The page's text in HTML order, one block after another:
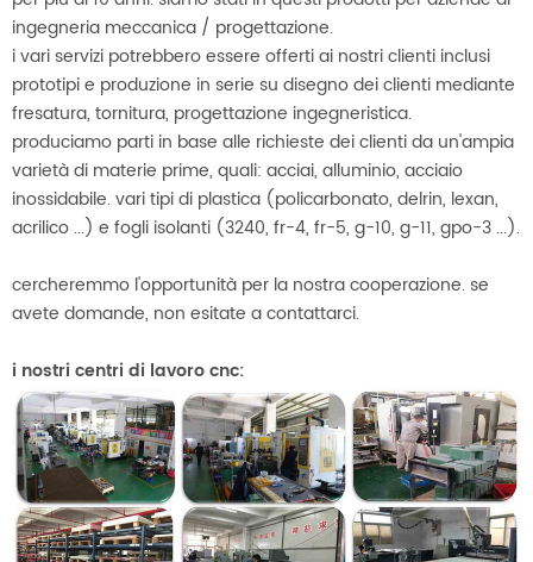
ingegneria meccanica / progettazione.
i vari servizi potrebbero essere offerti ai nostri clienti inclusi
prototipi e produzione in serie su disegno dei clienti mediante
fresatura, tornitura, progettazione ingegneristica.
produciamo parti in base alle richieste dei clienti da un'ampia
varietà di materie prime, quali: acciai, alluminio, acciaio
inossidabile. vari tipi di plastica (policarbonato, delrin, lexan,
acrilico ...) e fogli isolanti (3240, fr-4, fr-5, g-10, g-11, gpo-3 ...).
cercheremmo l'opportunità per la nostra cooperazione. se
avete domande, non esitate a contattarci.
i nostri centri di lavoro cnc: